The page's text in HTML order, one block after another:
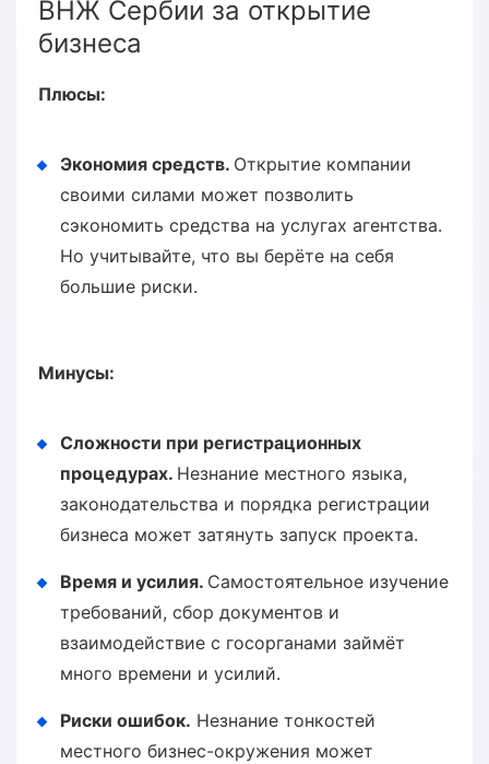
ВНЖ Сербии за открытие
бизнеса
Плюсы:
Экономия средств. Открытие компании
своими силами может позволить
сэкономить средства на услугах агентства.
Но учитывайте, что вы берёте на себя
большие риски.
Минусы:
Сложности при регистрационных
процедурах. Незнание местного языка,
законодательства и порядка регистрации
бизнеса может затянуть запуск проекта.
Время и усилия. Самостоятельное изучение
требований, сбор документов и
взаимодействие с госорганами займёт
много времени и усилий.
Риски ошибок. Незнание тонкостей
местного бизнес-окружения может